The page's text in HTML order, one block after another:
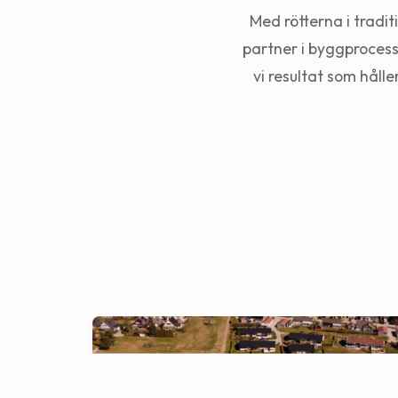
Med rötterna i
partner i
vi resultat som